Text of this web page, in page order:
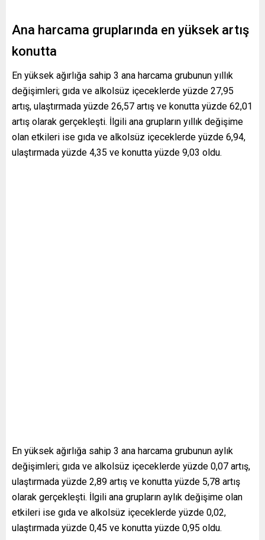
Ana harcama gruplarında en yüksek artış
konutta
En yüksek ağırlığa sahip 3 ana harcama grubunun yıllık
değişimleri; gıda ve alkolsüz içeceklerde yüzde 27,95
artış, ulaştırmada yüzde 26,57 artış ve konutta yüzde 62,01
artış olarak gerçekleşti. İlgili ana grupların yıllık değişime
olan etkileri ise gıda ve alkolsüz içeceklerde yüzde 6,94,
ulaştırmada yüzde 4,35 ve konutta yüzde 9,03 oldu.
En yüksek ağırlığa sahip 3 ana harcama grubunun aylık
değişimleri; gıda ve alkolsüz içeceklerde yüzde 0,07 artış,
ulaştırmada yüzde 2,89 artış ve konutta yüzde 5,78 artış
olarak gerçekleşti. İlgili ana grupların aylık değişime olan
etkileri ise gıda ve alkolsüz içeceklerde yüzde 0,02,
ulaştırmada yüzde 0,45 ve konutta yüzde 0,95 oldu.